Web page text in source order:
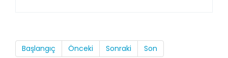
Başlangıç Önceki Sonraki Son